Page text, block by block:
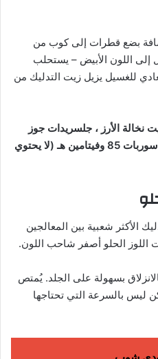
بضع قطرات إلى كوب من
إلى اللون الأبيض – يستحلب
للغسيل يزيل زيت التدليك من
الأرز ، جلسريدات جوز
الهند – من زيت جوز الهند ، بولي سوربات 85 وفيتامين هـ (لا يحتوي
الأكثر شعبية بين المعالجين
الحلو أصفر شاحب اللون.
بسهولة على الجلد. يُمتص
ليس بالسرعة التي تحتاجها